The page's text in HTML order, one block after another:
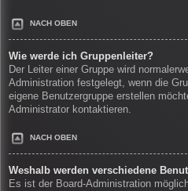
NACH OBEN
Wie werde ich Gruppenleiter?
Der Leiter einer Gruppe wird
Administration festgelegt, wenn die
eigene Benutzergruppe erstellen
Administrator kontaktieren.
NACH OBEN
Weshalb werden verschiedene
Es ist der Board-Administration